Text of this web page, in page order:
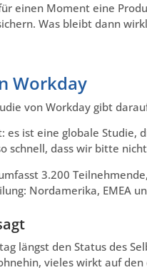
einen Moment eine
Was bleibt dann
Workday
von Workday gibt
es ist eine globale
schnell, dass wir bitte
3.200
Nordamerika, EMEA
längst den Status des
vieles wirkt auf